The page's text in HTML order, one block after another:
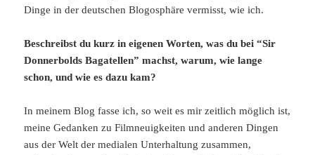
Dinge in der deutschen Blogosphäre vermisst, wie ich.
Beschreibst du kurz in eigenen Worten, was du bei “Sir
Donnerbolds Bagatellen” machst, warum, wie lange
schon, und wie es dazu kam?
In meinem Blog fasse ich, so weit es mir zeitlich möglich ist,
meine Gedanken zu Filmneuigkeiten und anderen Dingen
aus der Welt der medialen Unterhaltung zusammen,